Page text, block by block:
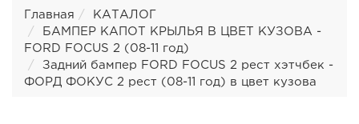
Главная
КАТАЛОГ
БАМПЕР КАПОТ КРЫЛЬЯ В ЦВЕТ КУЗОВА -
FORD FOCUS 2 (08-11 год)
Задний бампер FORD FOCUS 2 рест хэтчбек -
ФОРД ФОКУС 2 рест (08-11 год) в цвет кузова